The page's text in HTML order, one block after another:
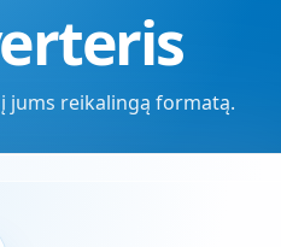
jums reikalingą formatą.